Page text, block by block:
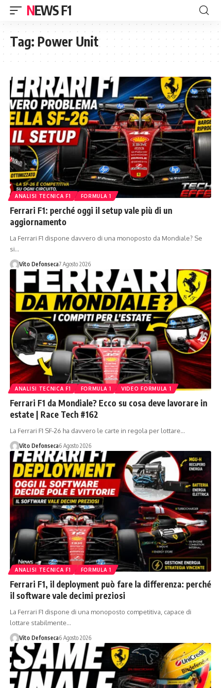
NEWS F1
Tag: Power Unit
ANALISI TECNICA F1 FORMULA 1
Ferrari F1: perché oggi il setup vale più di un
aggiornamento
La Ferrari F1 dispone davvero di una monoposto da Mondiale? Se
si…
Vito Defonseca7 Agosto 2026
ANALISI TECNICA F1 FORMULA 1 VIDEO FORMULA 1
Ferrari F1 da Mondiale? Ecco su cosa deve lavorare in
estate | Race Tech #162
La Ferrari F1 SF-26 ha davvero le carte in regola per lottare…
Vito Defonseca6 Agosto 2026
ANALISI TECNICA F1 FORMULA 1
Ferrari F1, il deployment può fare la differenza: perché
il software vale decimi preziosi
La Ferrari F1 dispone di una monoposto competitiva, capace di
lottare stabilmente…
Vito Defonseca6 Agosto 2026